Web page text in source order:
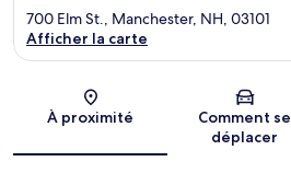
Carte
700 Elm St., Manchester, NH, 03101
Afficher la carte
À proximité
Comment se
déplacer